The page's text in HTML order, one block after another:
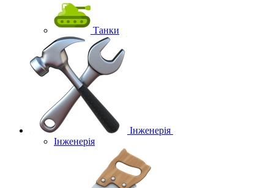
Танки
Інженерія
Інженерія